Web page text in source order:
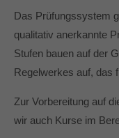
Das Prüfungssystem
qualitativ anerkannte
Stufen bauen auf der
Regelwerkes auf, das
Zur Vorbereitung auf
wir auch Kurse im